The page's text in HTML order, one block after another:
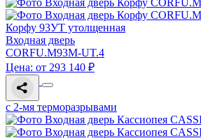
Корфу 93УТ утолщенная
Входная дверь
CORFU.M93M-UT.4
Цена: от 293 140 ₽
с 2-мя терморазрывами